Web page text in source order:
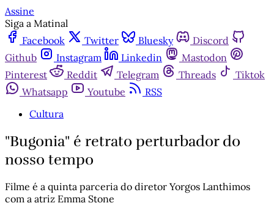
Assine
Siga a Matinal
Facebook
Twitter Bluesky
Discord
Github
Instagram Linkedin
Mastodon
Pinterest
Reddit Telegram Threads
Tiktok
Whatsapp
Youtube
RSS
Cultura
"Bugonia" é retrato perturbador do
nosso tempo
Filme é a quinta parceria do diretor Yorgos Lanthimos
com a atriz Emma Stone